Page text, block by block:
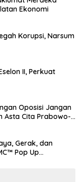
Ekonomi
Korupsi, Narsum
Oposisi Jangan
Asta Cita Prabowo-
Gerak, dan
Pop Up